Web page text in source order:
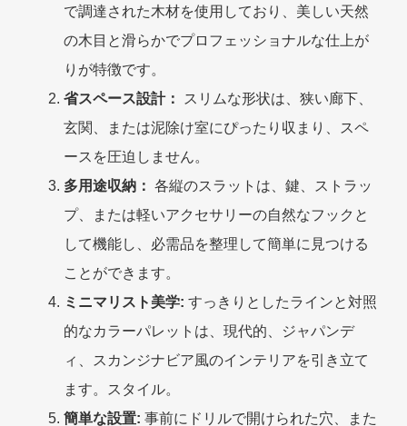
で調達された木材を使用しており、美しい天然
の木目と滑らかでプロフェッショナルな仕上が
りが特徴です。
省スペース設計：
スリムな形状は、狭い廊下、
玄関、または泥除け室にぴったり収まり、スペ
ースを圧迫しません。
多用途収納： 各縦のスラットは、鍵、ストラッ
プ、または軽いアクセサリーの自然なフックと
して機能し、必需品を整理して簡単に見つける
ことができます。
ミニマリスト美学: すっきりとしたラインと対照
的なカラーパレットは、現代的、ジャパンデ
ィ、スカンジナビア風のインテリアを引き立て
ます。スタイル。
簡単な設置: 事前にドリルで開けられた穴、また